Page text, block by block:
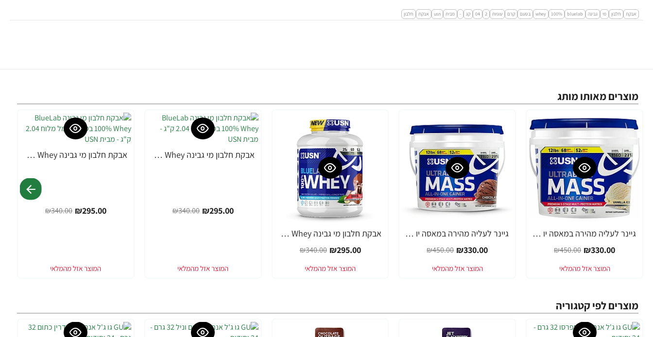
אבקת חלבון מי גבינה bluelab
100%
whey בטעם קרם עוגיות 2
04 קג - מבית usn אבקת חלבון
מוצרים מאותו מותג
-27%
גיינר לעליה מהירה במאסה יו אס אן אולטראבוליק מאס - יחס 1:5 בטעם וניל - משקל 5.45 ק"ג - מבית USN
₪330.00
₪450.00
-27%
גיינר לעליה מהירה במאסה יו אס אן אולטראבוליק מאס - יחס 1:5 בטעם שוקולד - משקל 5.45 ק"ג - מבית USN
₪330.00
₪450.00
-13%
אבקת חלבון מי גבינה BlueLab 100% Whey בטעם אגוזי לוז מותך 2.04 ק"ג - מבית USN
₪295.00
₪340.00
-13% אבקת חלבון מי גבינה BlueLab 100% Whey בטעם וניל 2.04 ק"ג - מבית USN
₪295.00
₪340.00
-13% אבקת חלבון מי גבינה BlueLab 100% Whey בטעם קרמל מלוח 2.04 ק"ג - מבית USN
₪295.00
₪340.00
מוצרים לפי קטגוריה